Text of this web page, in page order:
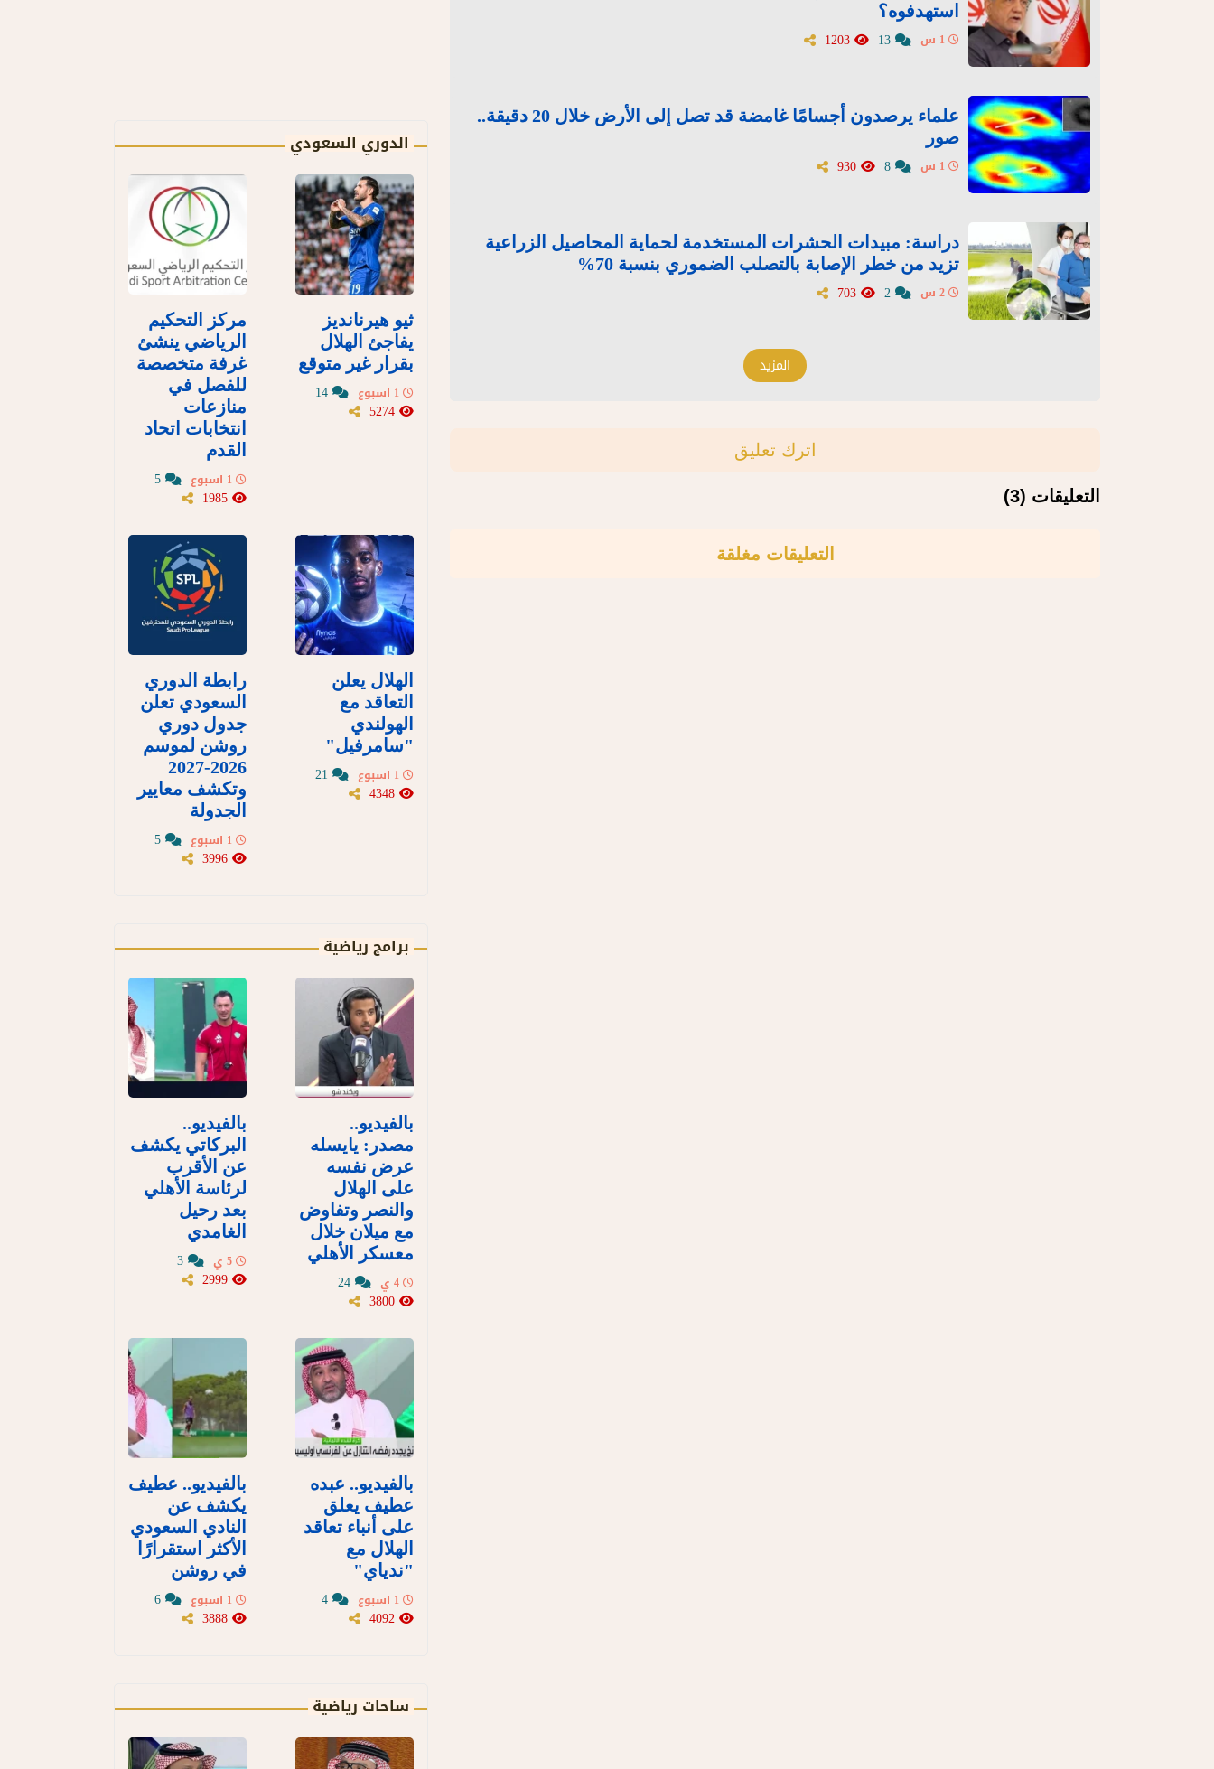
استهدفوه؟
علماء يرصدون أجسامًا غامضة قد تصل إلى الأرض خلال 20 دقيقة..
صور
دراسة: مبيدات الحشرات المستخدمة لحماية المحاصيل الزراعية
تزيد من خطر الإصابة بالتصلب الضموري بنسبة 70%
المزيد
اترك تعليق
التعليقات (3)
التعليقات مغلقة
الدوري السعودي
ثيو هيرنانديز
يفاجئ الهلال
بقرار غير متوقع
مركز التحكيم
الرياضي ينشئ
غرفة متخصصة
للفصل في
منازعات
انتخابات اتحاد
القدم
الهلال يعلن
التعاقد مع
الهولندي
"سامرفيل"
رابطة الدوري
السعودي تعلن
جدول دوري
روشن لموسم
2026-2027
وتكشف معايير
الجدولة
برامج رياضية
بالفيديو..
مصدر: يايسله
عرض نفسه
على الهلال
والنصر وتفاوض
مع ميلان خلال
معسكر الأهلي
بالفيديو..
البركاتي يكشف
عن الأقرب
لرئاسة الأهلي
بعد رحيل
الغامدي
بالفيديو.. عبده
عطيف يعلق
على أنباء تعاقد
الهلال مع
"ندياي"
بالفيديو.. عطيف
يكشف عن
النادي السعودي
الأكثر استقرارًا
في روشن
ساحات رياضية